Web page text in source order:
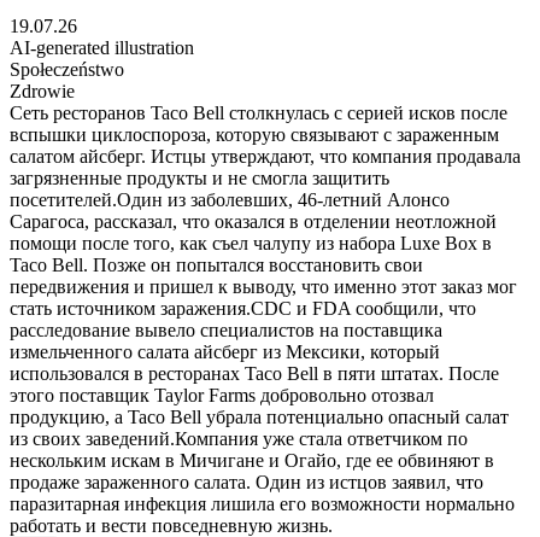
19.07.26
AI-generated illustration
Społeczeństwo
Zdrowie
Сеть ресторанов Taco Bell столкнулась с серией исков после
вспышки циклоспороза, которую связывают с зараженным
салатом айсберг. Истцы утверждают, что компания продавала
загрязненные продукты и не смогла защитить
посетителей.Один из заболевших, 46-летний Алонсо
Сарагоса, рассказал, что оказался в отделении неотложной
помощи после того, как съел чалупу из набора Luxe Box в
Taco Bell. Позже он попытался восстановить свои
передвижения и пришел к выводу, что именно этот заказ мог
стать источником заражения.CDC и FDA сообщили, что
расследование вывело специалистов на поставщика
измельченного салата айсберг из Мексики, который
использовался в ресторанах Taco Bell в пяти штатах. После
этого поставщик Taylor Farms добровольно отозвал
продукцию, а Taco Bell убрала потенциально опасный салат
из своих заведений.Компания уже стала ответчиком по
нескольким искам в Мичигане и Огайо, где ее обвиняют в
продаже зараженного салата. Один из истцов заявил, что
паразитарная инфекция лишила его возможности нормально
работать и вести повседневную жизнь.